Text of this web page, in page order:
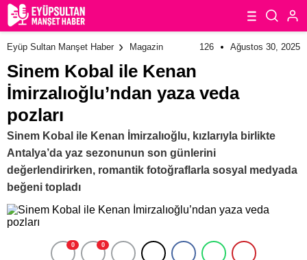
Eyüp Sultan Manşet Haber Magazin 126 Ağustos 30, 2025
Sinem Kobal ile Kenan
İmirzalıoğlu’ndan yaza veda
pozları
Sinem Kobal ile Kenan İmirzalıoğlu, kızlarıyla birlikte
Antalya’da yaz sezonunun son günlerini
değerlendirirken, romantik fotoğraflarla sosyal medyada
beğeni topladı
0 0